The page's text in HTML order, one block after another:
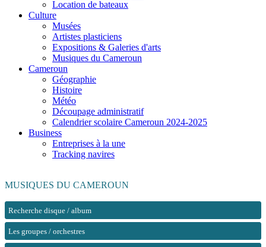
Location de bateaux
Culture
Musées
Artistes plasticiens
Expositions & Galeries d'arts
Musiques du Cameroun
Cameroun
Géographie
Histoire
Météo
Découpage administratif
Calendrier scolaire Cameroun 2024-2025
Business
Entreprises à la une
Tracking navires
MUSIQUES DU CAMEROUN
Recherche disque / album
Les groupes / orchestres